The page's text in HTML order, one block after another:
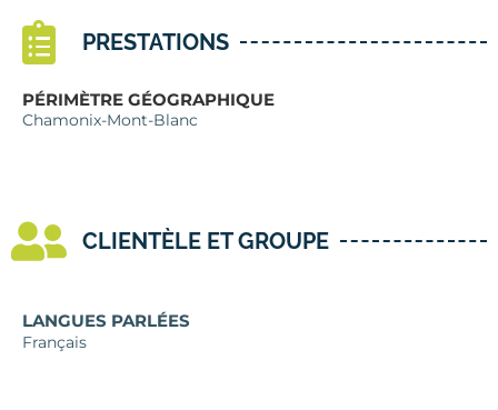
PRESTATIONS
PÉRIMÈTRE GÉOGRAPHIQUE
Chamonix-Mont-Blanc
CLIENTÈLE ET GROUPE
LANGUES PARLÉES
Français